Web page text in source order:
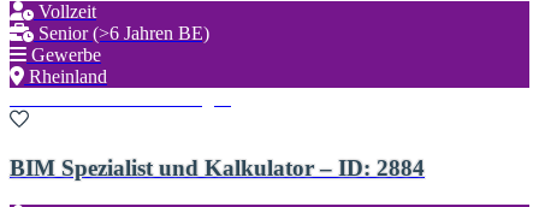
Vollzeit
Senior (>6 Jahren BE)
Gewerbe
Rheinland
BIM Spezialist und Kalkulator – ID: 2884